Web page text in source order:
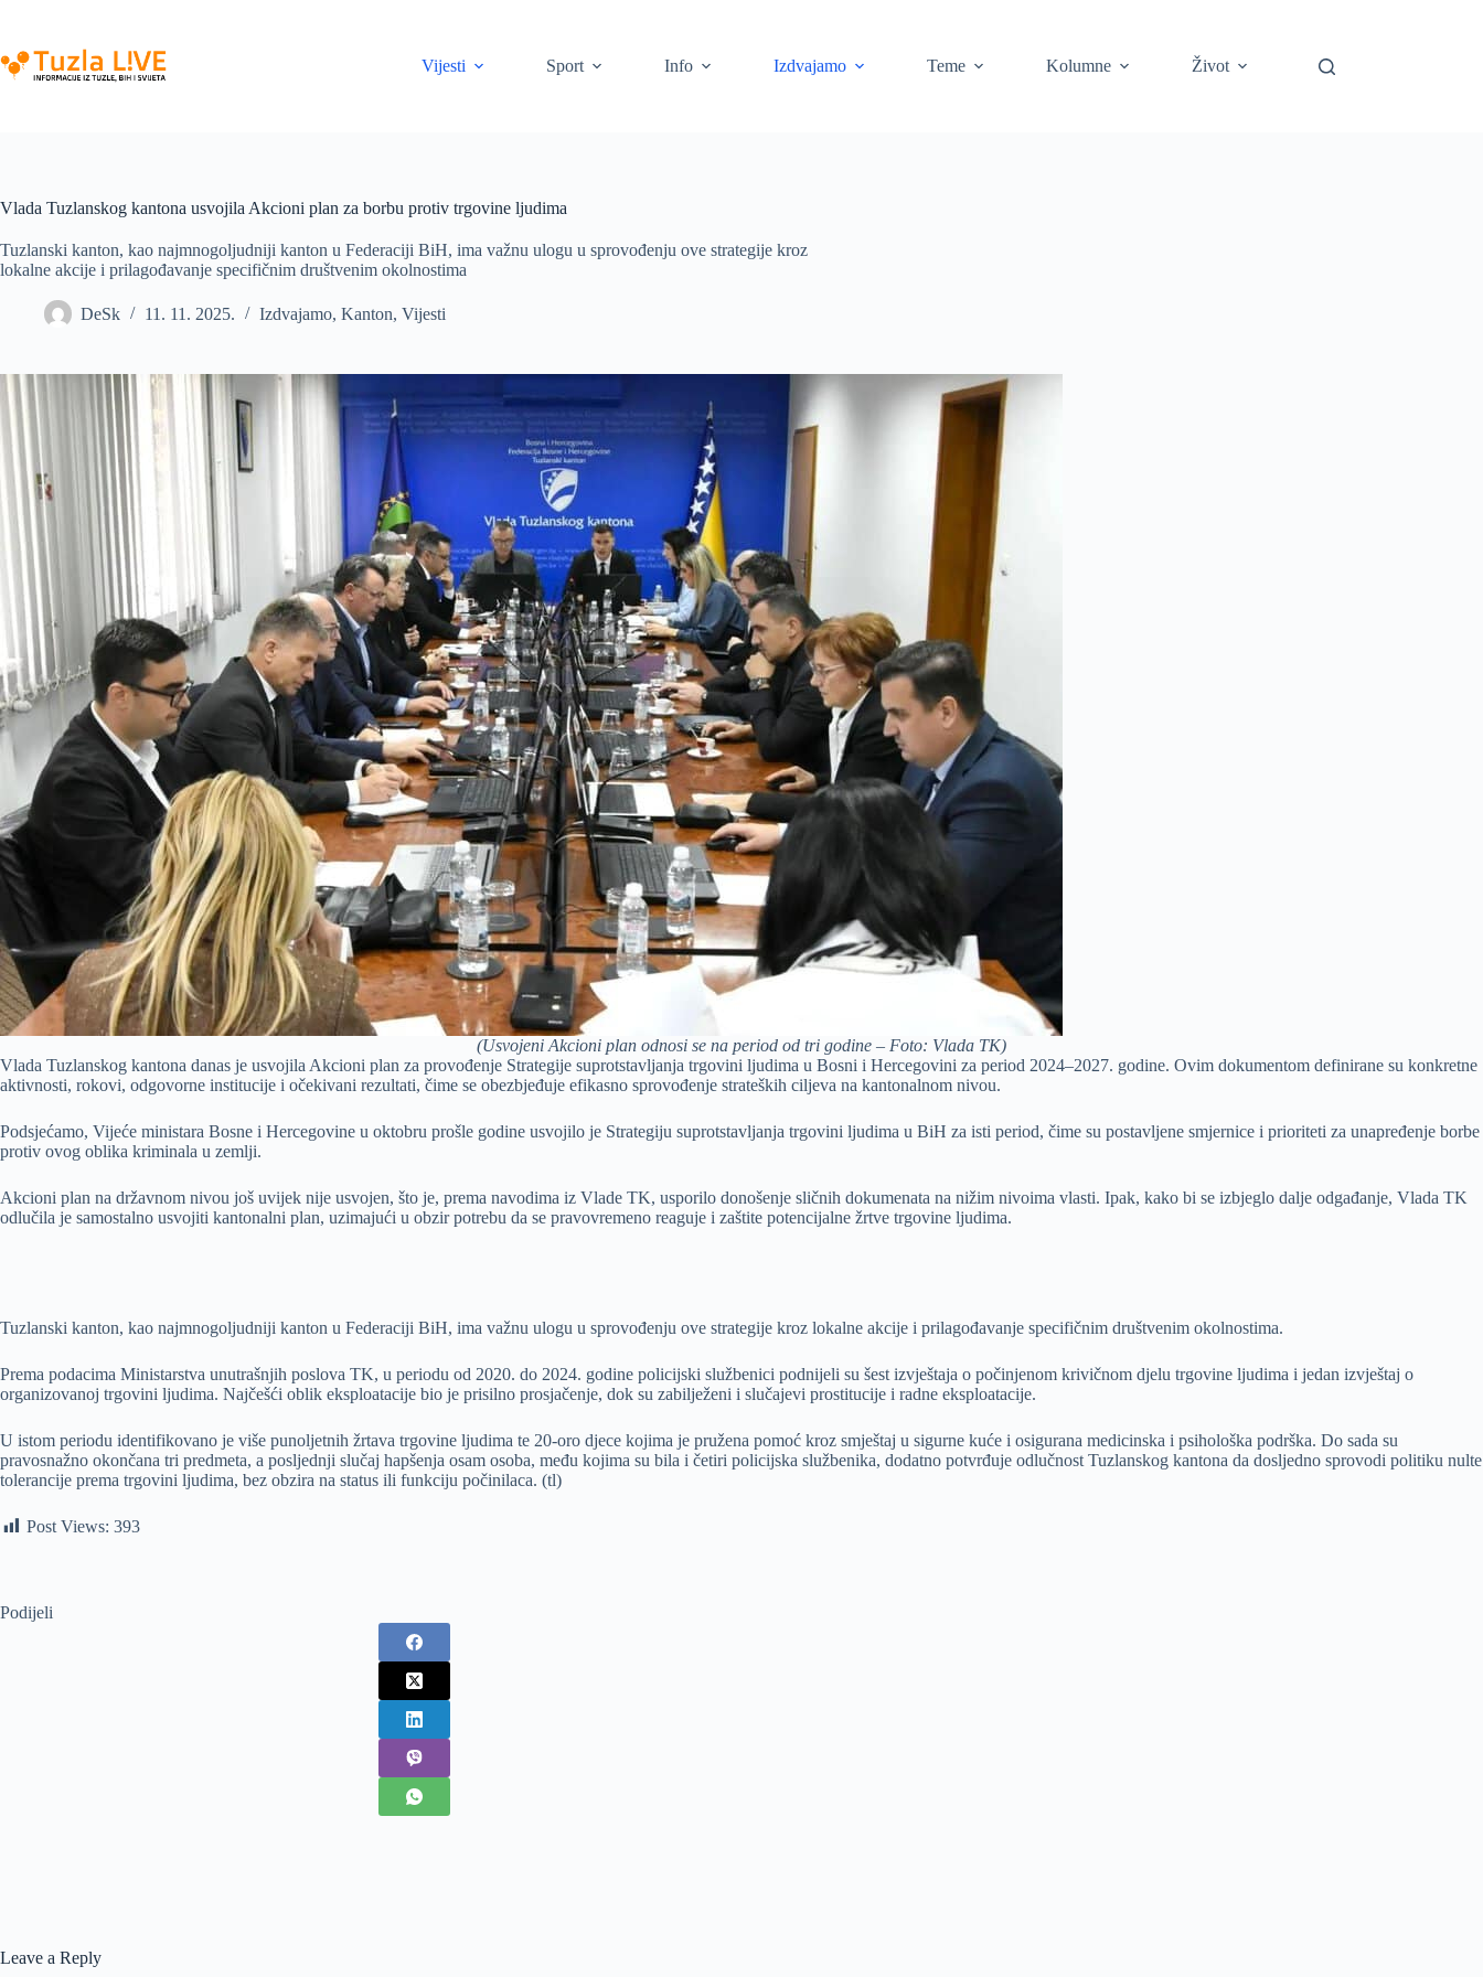
content
Vijesti
Sport Info Izdvajamo Teme Kolumne Život
Vlada Tuzlanskog kantona usvojila Akcioni plan za borbu protiv trgovine ljudima
Tuzlanski kanton, kao najmnogoljudniji kanton u Federaciji BiH, ima važnu ulogu u sprovođenju ove strategije kroz
lokalne akcije i prilagođavanje specifičnim društvenim okolnostima
DeSk 11. 11. 2025. Izdvajamo, Kanton, Vijesti
(Usvojeni Akcioni plan odnosi se na period od tri godine – Foto: Vlada TK)
Vlada Tuzlanskog kantona danas je usvojila Akcioni plan za provođenje Strategije suprotstavljanja trgovini ljudima u Bosni i Hercegovini za period 2024–2027. godine. Ovim dokumentom definirane su konkretne
aktivnosti, rokovi, odgovorne institucije i očekivani rezultati, čime se obezbjeđuje efikasno sprovođenje strateških ciljeva na kantonalnom nivou.
Podsjećamo, Vijeće ministara Bosne i Hercegovine u oktobru prošle godine usvojilo je Strategiju suprotstavljanja trgovini ljudima u BiH za isti period, čime su postavljene smjernice i prioriteti za unapređenje borbe
protiv ovog oblika kriminala u zemlji.
Akcioni plan na državnom nivou još uvijek nije usvojen, što je, prema navodima iz Vlade TK, usporilo donošenje sličnih dokumenata na nižim nivoima vlasti. Ipak, kako bi se izbjeglo dalje odgađanje, Vlada TK
odlučila je samostalno usvojiti kantonalni plan, uzimajući u obzir potrebu da se pravovremeno reaguje i zaštite potencijalne žrtve trgovine ljudima.
Tuzlanski kanton, kao najmnogoljudniji kanton u Federaciji BiH, ima važnu ulogu u sprovođenju ove strategije kroz lokalne akcije i prilagođavanje specifičnim društvenim okolnostima.
Prema podacima Ministarstva unutrašnjih poslova TK, u periodu od 2020. do 2024. godine policijski službenici podnijeli su šest izvještaja o počinjenom krivičnom djelu trgovine ljudima i jedan izvještaj o
organizovanoj trgovini ljudima. Najčešći oblik eksploatacije bio je prisilno prosjačenje, dok su zabilježeni i slučajevi prostitucije i radne eksploatacije.
U istom periodu identifikovano je više punoljetnih žrtava trgovine ljudima te 20-oro djece kojima je pružena pomoć kroz smještaj u sigurne kuće i osigurana medicinska i psihološka podrška. Do sada su
pravosnažno okončana tri predmeta, a posljednji slučaj hapšenja osam osoba, među kojima su bila i četiri policijska službenika, dodatno potvrđuje odlučnost Tuzlanskog kantona da dosljedno sprovodi politiku nulte
tolerancije prema trgovini ljudima, bez obzira na status ili funkciju počinilaca. (tl)
Post Views: 393
Podijeli
Leave a Reply